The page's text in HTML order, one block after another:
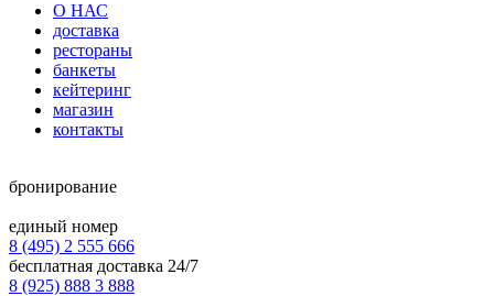
О НАС
доставка
рестораны
банкеты
кейтеринг
магазин
контакты
бронирование
единый номер
8 (495) 2 555 666
бесплатная доставка 24/7
8 (925) 888 3 888